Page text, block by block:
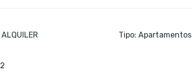
ALQUILER Tipo: Apartamentos
2